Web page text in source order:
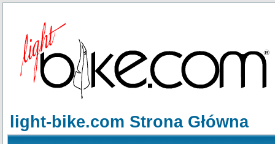
light-bike.com Strona Główna